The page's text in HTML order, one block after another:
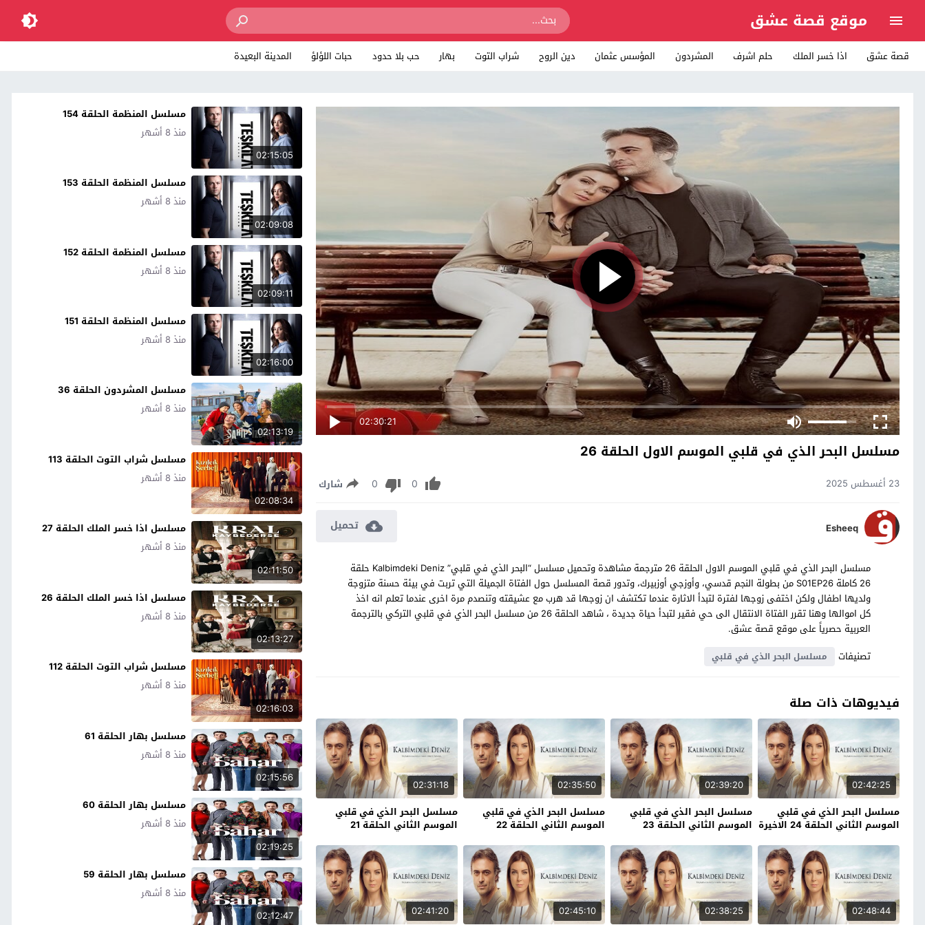
موقع قصة عشق
قصة عشق اذا خسر الملك حلم اشرف المشردون المؤسس عثمان دين الروح شراب التوت بهار حب بلا حدود حبات اللؤلؤ المدينة البعيدة
02:30:21
مسلسل البحر الذي في قلبي الموسم الاول الحلقة 26
23 أغسطس 2025 0
0 شارك
Esheeq تحميل
مسلسل البحر الذي في قلبي الموسم الاول الحلقة 26 مترجمة مشاهدة وتحميل مسلسل “البحر الذي في قلبي” Kalbimdeki Deniz حلقة
26 كاملة S01EP26 من بطولة النجم قدسي، وأوزجي أوزبيرك، وتدور قصة المسلسل حول الفتاة الجميلة التي تربت في بيئة حسنة متزوجة
ولديها اطفال ولكن اختفى زوجها لفترة لتبدأ الاثارة عندما تكتشف ان زوجها قد هرب مع عشيقته وتنصدم مرة اخرى عندما تعلم انه اخذ
كل اموالها وهنا تقرر الفتاة الانتقال الى حي فقير لتبدأ حياة جديدة ، شاهد الحلقة 26 من مسلسل البحر الذي في قلبي التركي بالترجمة
العربية حصرياً على موقع قصة عشق.
تصنيفات
مسلسل البحر الذي في قلبي
فيديوهات ذات صلة
02:42:25
مسلسل البحر الذي في قلبي
الموسم الثاني الحلقة 24 الاخيرة
02:39:20
مسلسل البحر الذي في قلبي
الموسم الثاني الحلقة 23
02:35:50
مسلسل البحر الذي في قلبي
الموسم الثاني الحلقة 22
02:31:18
مسلسل البحر الذي في قلبي
الموسم الثاني الحلقة 21
02:48:44
02:38:25
02:45:10
02:41:20
02:15:05
مسلسل المنظمة الحلقة 154
منذ 8 أشهر
02:09:08
مسلسل المنظمة الحلقة 153
منذ 8 أشهر
02:09:11
مسلسل المنظمة الحلقة 152
منذ 8 أشهر
02:16:00
مسلسل المنظمة الحلقة 151
منذ 8 أشهر
02:13:19
مسلسل المشردون الحلقة 36
منذ 8 أشهر
02:08:34
مسلسل شراب التوت الحلقة 113
منذ 8 أشهر
02:11:50
مسلسل اذا خسر الملك الحلقة 27
منذ 8 أشهر
02:13:27
مسلسل اذا خسر الملك الحلقة 26
منذ 8 أشهر
02:16:03
مسلسل شراب التوت الحلقة 112
منذ 8 أشهر
02:15:56
مسلسل بهار الحلقة 61
منذ 8 أشهر
02:19:25
مسلسل بهار الحلقة 60
منذ 8 أشهر
02:12:47
مسلسل بهار الحلقة 59
منذ 8 أشهر